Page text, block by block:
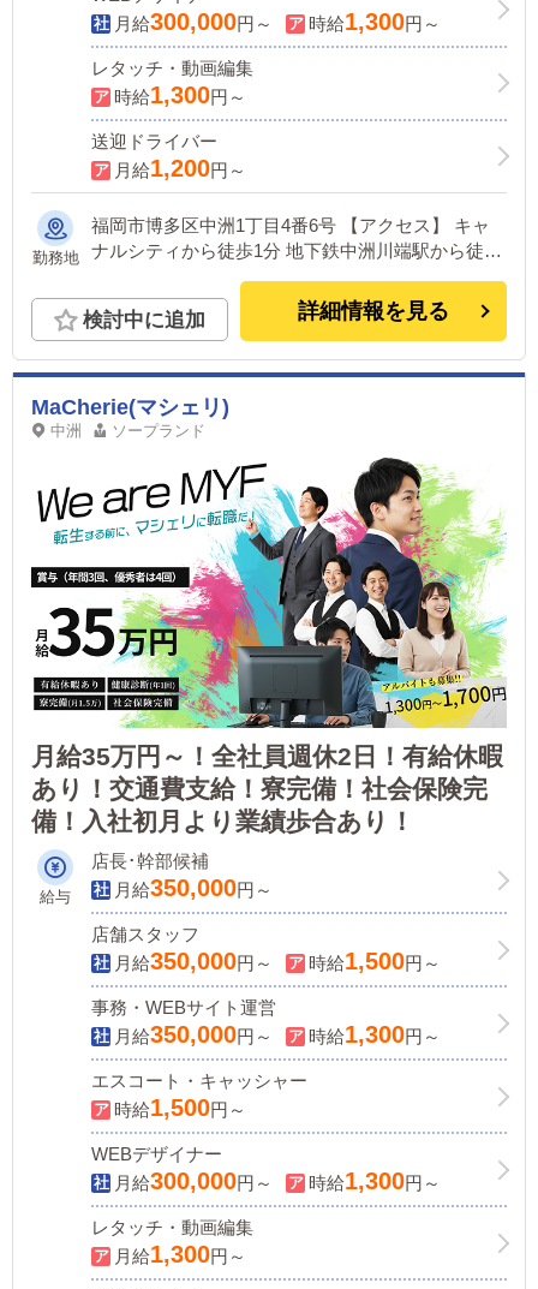
月給300,000円～ 時給1,300円～
レタッチ・動画編集
時給1,300円～
送迎ドライバー
月給1,200円～
勤務地
福岡市博多区中洲1丁目4番6号 【アクセス】 キャ
ナルシティから徒歩1分 地下鉄中洲川端駅から徒歩
検討中に追加 詳細情報を見る
MaCherie(マシェリ)
中洲 ソープランド
月給35万円～！全社員週休2日！有給休暇
あり！交通費支給！寮完備！社会保険完
備！入社初月より業績歩合あり！
給与
店長･幹部候補
月給350,000円～
店舗スタッフ
月給350,000円～ 時給1,500円～
事務・WEBサイト運営
月給350,000円～ 時給1,300円～
エスコート・キャッシャー
時給1,500円～
WEBデザイナー
月給300,000円～ 時給1,300円～
レタッチ・動画編集
月給1,300円～